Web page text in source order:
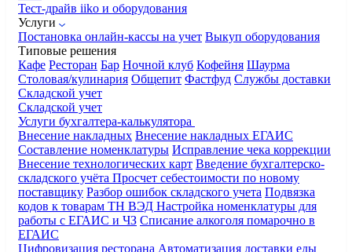
Тест-драйв iiko и оборудования
Услуги
Постановка онлайн-кассы на учет Выкуп оборудования
Типовые решения
Кафе Ресторан Бар Ночной клуб Кофейня Шаурма
Столовая/кулинария Общепит Фастфуд Службы доставки
Складской учет
Складской учет
Услуги бухгалтера-калькулятора
Внесение накладных Внесение накладных ЕГАИС
Составление номенклатуры Исправление чека коррекции
Внесение технологических карт Введение бухгалтерско-
складского учёта Просчет себестоимости по новому
поставщику Разбор ошибок складского учета Подвязка
кодов к товарам ТН ВЭД Настройка номенклатуры для
работы с ЕГАИС и ЧЗ Списание алкоголя помарочно в
ЕГАИС
Цифровизация ресторана Автоматизация доставки еды